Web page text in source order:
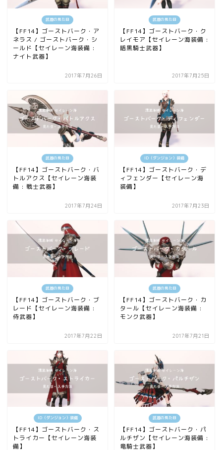
武器の見た目
【FF14】ゴーストバーク・ア
ネラス / ゴーストバーク・シ
ールド【セイレーン海装備 :
ナイト武器】
2017年7月26日
武器の見た目
【FF14】ゴーストバーク・ク
レイモア【セイレーン海装備 :
暗黒騎士武器】
2017年7月25日
武器の見た目
【FF14】ゴーストバーク・バ
トルアクス【セイレーン海装
備 : 戦士武器】
2017年7月24日
ID（ダンジョン）装備
【FF14】ゴーストバーク・デ
ィフェンダー【セイレーン海
装備】
2017年7月23日
武器の見た目
【FF14】ゴーストバーク・ブ
レード【セイレーン海装備 :
侍武器】
2017年7月22日
武器の見た目
【FF14】ゴーストバーク・カ
タール【セイレーン海装備 :
モンク武器】
2017年7月21日
ID（ダンジョン）装備
【FF14】ゴーストバーク・ス
トライカー【セイレーン海装
備】
武器の見た目
【FF14】ゴーストバーク・パ
ルチザン【セイレーン海装備 :
竜騎士武器】